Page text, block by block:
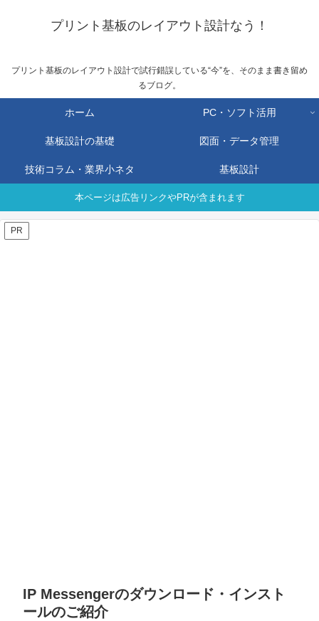
プリント基板のレイアウト設計なう！
プリント基板のレイアウト設計で試行錯誤している“今”を、そのまま書き留め
るブログ。
ホーム PC・ソフト活用
基板設計の基礎 図面・データ管理
技術コラム・業界小ネタ 基板設計
本ページは広告リンクやPRが含まれます
PR
IP Messengerのダウンロード・インスト
ールのご紹介